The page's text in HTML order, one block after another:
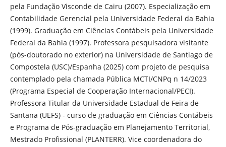
pela Fundação Visconde de Cairu (2007). Especialização em
Contabilidade Gerencial pela Universidade Federal da Bahia
(1999). Graduação em Ciências Contábeis pela Universidade
Federal da Bahia (1997). Professora pesquisadora visitante
(pós-doutorado no exterior) na Universidade de Santiago de
Compostela (USC)/Espanha (2025) com projeto de pesquisa
contemplado pela chamada Pública MCTI/CNPq n 14/2023
(Programa Especial de Cooperação Internacional/PECI).
Professora Titular da Universidade Estadual de Feira de
Santana (UEFS) - curso de graduação em Ciências Contábeis
e Programa de Pós-graduação em Planejamento Territorial,
Mestrado Profissional (PLANTERR). Vice coordenadora do